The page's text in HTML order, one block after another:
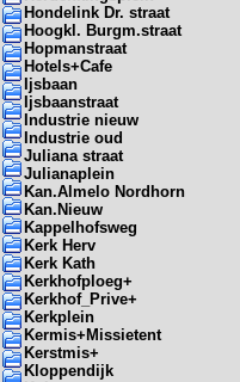
Hondelink Dr. straat
Hoogkl. Burgm.straat
Hopmanstraat
Hotels+Cafe
Ijsbaan
Ijsbaanstraat
Industrie nieuw
Industrie oud
Juliana straat
Julianaplein
Kan.Almelo Nordhorn
Kan.Nieuw
Kappelhofsweg
Kerk Herv
Kerk Kath
Kerkhofploeg+
Kerkhof_Prive+
Kerkplein
Kermis+Missietent
Kerstmis+
Kloppendijk